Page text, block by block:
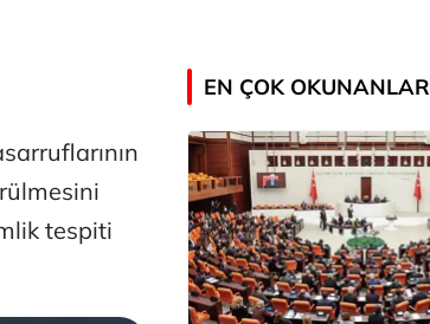
tespiti
EN ÇOK OKUNANLAR